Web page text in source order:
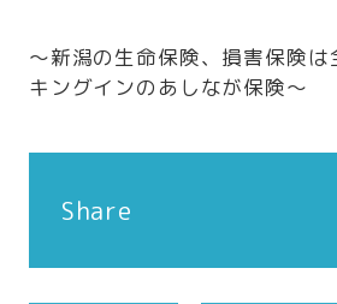
～新潟の生命保険、損害保険は
キングインのあしなが保険～
Share